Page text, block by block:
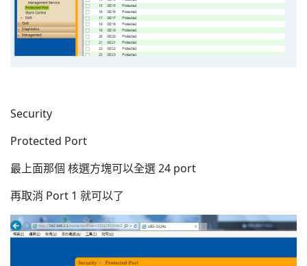
Security
Protected Port
最上面那個 核選方塊可以全選 24 port
再取消 Port 1 就可以了